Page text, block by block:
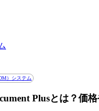
）システム
Plusとは？価